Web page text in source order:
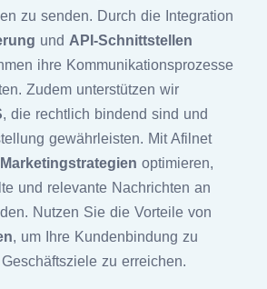
zu senden. Durch die Integration
und API-Schnittstellen
ihre Kommunikationsprozesse
Zudem unterstützen wir
, die rechtlich bindend sind und
gewährleisten. Mit Afilnet
Marketingstrategien optimieren,
und relevante Nachrichten an
Nutzen Sie die Vorteile von
, um Ihre Kundenbindung zu
zu erreichen.